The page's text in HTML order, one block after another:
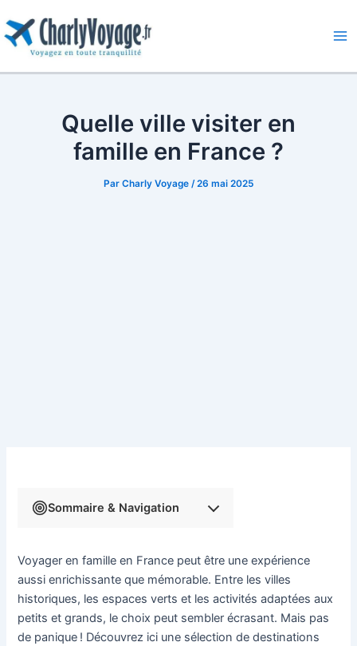
au
contenu
Quelle ville visiter en
famille en France ?
Par Charly Voyage /26 mai 2025
Sommaire & Navigation
Voyager en famille en France peut être une expérience
aussi enrichissante que mémorable. Entre les villes
historiques, les espaces verts et les activités adaptées aux
petits et grands, le choix peut sembler écrasant. Mais pas
de panique ! Découvrez ici une sélection de destinations